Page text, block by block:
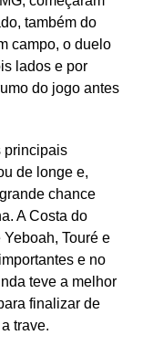
também do
campo, o duelo
lados e por
do jogo antes
principais
de longe e,
chance
A Costa do
Touré e
e no
teve a melhor
finalizar de
trave.